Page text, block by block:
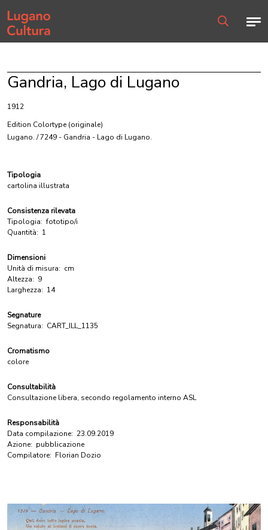
Home page
Gandria, Lago di Lugano
1912
Edition Colortype (originale)
Lugano. / 7249 - Gandria - Lago di Lugano.
Tipologia
cartolina illustrata
Consistenza rilevata
Tipologia: fototipo/i
Quantità: 1
Dimensioni
Unità di misura: cm
Altezza: 9
Larghezza: 14
Segnature
Segnatura: CART_ILL_1135
Cromatismo
colore
Consultabilità
Consultazione libera, secondo regolamento interno ASL
Responsabilità
Data compilazione: 23.09.2019
Azione: pubblicazione
Compilatore: Florian Dozio